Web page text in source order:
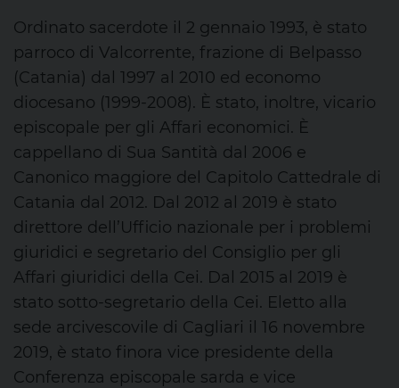
Ordinato sacerdote il 2 gennaio 1993, è stato
parroco di Valcorrente, frazione di Belpasso
(Catania) dal 1997 al 2010 ed economo
diocesano (1999-2008). È stato, inoltre, vicario
episcopale per gli Affari economici. È
cappellano di Sua Santità dal 2006 e
Canonico maggiore del Capitolo Cattedrale di
Catania dal 2012. Dal 2012 al 2019 è stato
direttore dell’Ufficio nazionale per i problemi
giuridici e segretario del Consiglio per gli
Affari giuridici della Cei. Dal 2015 al 2019 è
stato sotto-segretario della Cei. Eletto alla
sede arcivescovile di Cagliari il 16 novembre
2019, è stato finora vice presidente della
Conferenza episcopale sarda e vice